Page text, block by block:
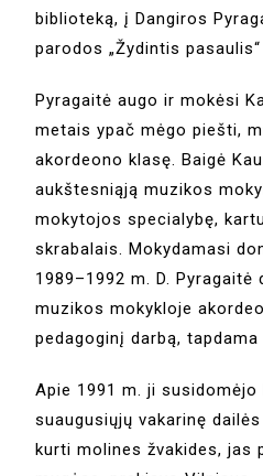
biblioteką, į Dangiros
parodos „Žydintis
Pyragaitė augo ir mokėsi
metais ypač mėgo piešti,
akordeono klasę. Baigė
aukštesniąją muzikos
mokytojos specialybę,
skrabalais. Mokydamasi
1989–1992 m. D.
muzikos mokykloje
pedagoginį darbą,
Apie 1991 m. ji susidomėjo
suaugusiųjų vakarinę
kurti molines žvakides, jas